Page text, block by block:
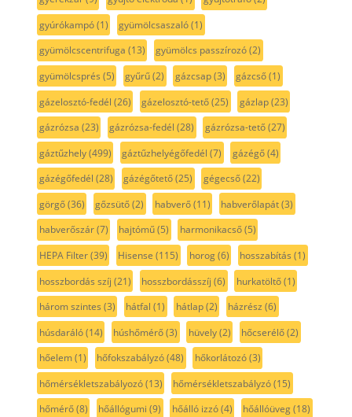
gyúrókampó(1) gyümölcsaszaló(1)
gyümölcscentrifuga (13) gyümölcs passzírozó(2)
gyümölcsprés (5) gyűrű(2) gázcsap(3) gázcső(1)
gázelosztó-fedél (26) gázelosztó-tető(25) gázlap(23)
gázrózsa (23) gázrózsa-fedél (28) gázrózsa-tető(27)
gáztűzhely(499) gáztűzhelyégőfedél (7) gázégő(4)
gázégőfedél (28) gázégőtető(25) gégecső(22)
görgő(36) gőzsütő(2) habverő(11) habverőlapát(3)
habverőszár(7) hajtómű(5) harmonikacső(5)
HEPA Filter(39) Hisense (115) horog(6) hosszabítás (1)
hosszbordás szíj (21) hosszbordásszíj (6) hurkatöltő(1)
három szintes (3) hátfal (1) hátlap(2) házrész (6)
húsdaráló(14) húshőmérő(3) hüvely(2) hőcserélő(2)
hőelem(1) hőfokszabályzó(48) hőkorlátozó(3)
hőmérsékletszabályozó(13) hőmérsékletszabályzó(15)
hőmérő(8) hőállógumi (9) hőálló izzó(4) hőállóüveg(18)